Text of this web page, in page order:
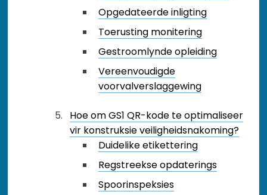
Opgedateerde inligting
Toerusting monitering
Gestroomlynde opleiding
Vereenvoudigde
voorvalverslaggewing
Hoe om GS1 QR-kode te optimaliseer
vir konstruksie veiligheidsnakoming?
Duidelike etikettering
Regstreekse opdaterings
Spoorinspeksies